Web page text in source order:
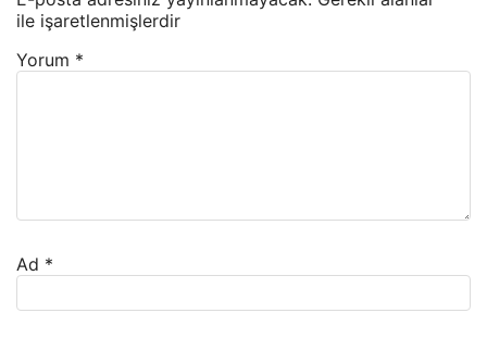
ile işaretlenmişlerdir
Yorum *
Ad *